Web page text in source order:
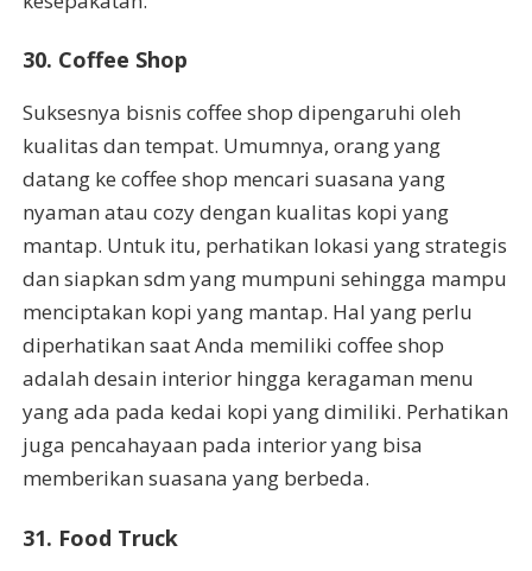
30. Coffee Shop
Suksesnya bisnis coffee shop dipengaruhi oleh
kualitas dan tempat. Umumnya, orang yang
datang ke coffee shop mencari suasana yang
nyaman atau cozy dengan kualitas kopi yang
mantap. Untuk itu, perhatikan lokasi yang strategis
dan siapkan sdm yang mumpuni sehingga mampu
menciptakan kopi yang mantap. Hal yang perlu
diperhatikan saat Anda memiliki coffee shop
adalah desain interior hingga keragaman menu
yang ada pada kedai kopi yang dimiliki. Perhatikan
juga pencahayaan pada interior yang bisa
memberikan suasana yang berbeda.
31. Food Truck